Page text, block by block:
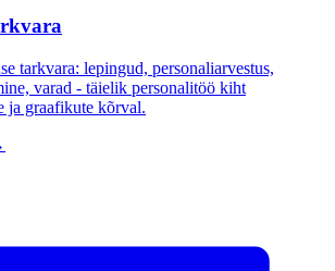
tarkvara: lepingud, personaliarvestus,
varad - täielik personalitöö kiht
ja graafikute kõrval.